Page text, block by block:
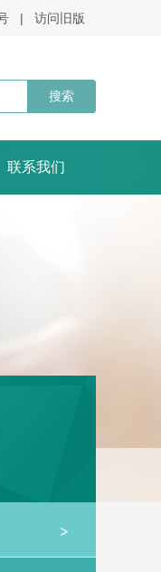
| 访问旧版
联系我们
>